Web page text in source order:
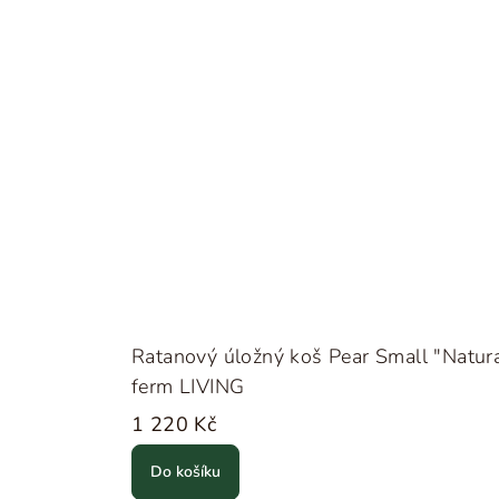
Ratanový úložný koš Pear Small
ferm LIVING
1 220 Kč
Do košíku